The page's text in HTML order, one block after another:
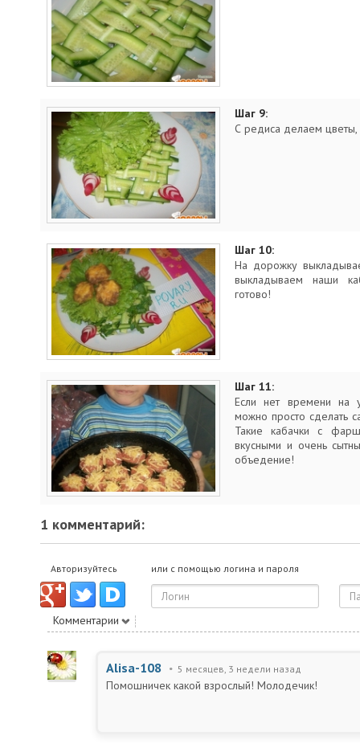
Шаг 9:
С редиса делаем
Шаг 10:
На дорожку
выкладываем наши
готово!
Шаг 11:
Если нет времени на
можно просто сделать
Такие кабачки с
вкусными и очень
объедение!
1 комментарий:
Авторизуйтесь или с помощью логина и пароля
Комментарии
Alisa-108 5 месяцев, 3 недели назад
Помошничек какой взрослый! Молодечик!